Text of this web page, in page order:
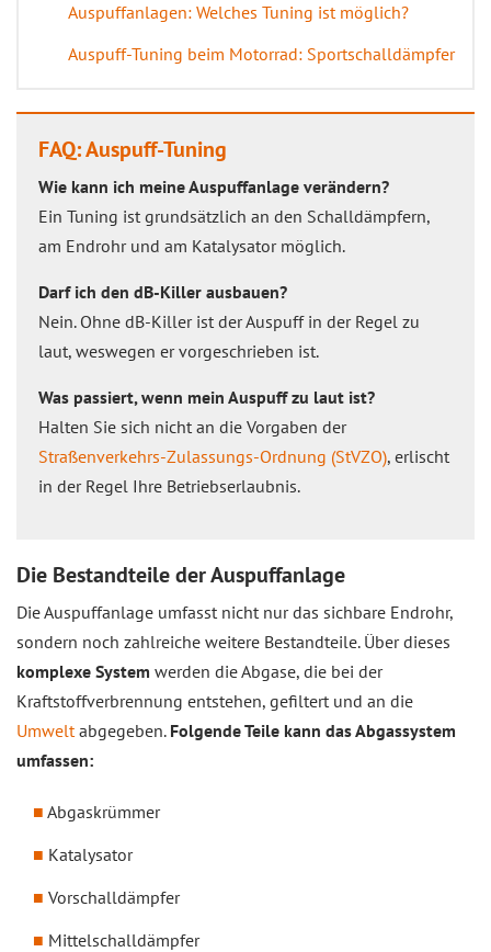
Auspuffanlagen: Welches Tuning ist möglich?
Auspuff-Tuning beim Motorrad: Sportschalldämpfer
FAQ: Auspuff-Tuning
Wie kann ich meine Auspuffanlage verändern?
Ein Tuning ist grundsätzlich an den Schalldämpfern,
am Endrohr und am Katalysator möglich.
Darf ich den dB-Killer ausbauen?
Nein. Ohne dB-Killer ist der Auspuff in der Regel zu
laut, weswegen er vorgeschrieben ist.
Was passiert, wenn mein Auspuff zu laut ist?
Halten Sie sich nicht an die Vorgaben der
Straßenverkehrs-Zulassungs-Ordnung (StVZO), erlischt
in der Regel Ihre Betriebserlaubnis.
Die Bestandteile der Auspuffanlage
Die Auspuffanlage umfasst nicht nur das sichbare Endrohr,
sondern noch zahlreiche weitere Bestandteile. Über dieses
komplexe System werden die Abgase, die bei der
Kraftstoffverbrennung entstehen, gefiltert und an die
Umweltabgegeben. Folgende Teile kann das Abgassystem
umfassen:
Abgaskrümmer
Katalysator
Vorschalldämpfer
Mittelschalldämpfer